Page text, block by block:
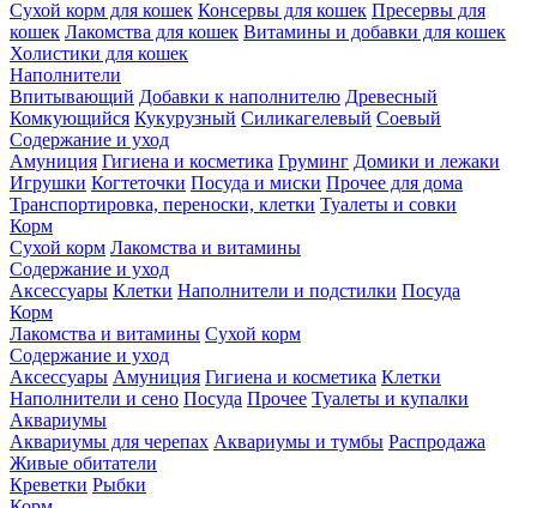
Сухой корм для кошек Консервы для кошек Пресервы для
кошек Лакомства для кошек Витамины и добавки для кошек
Холистики для кошек
Наполнители
Впитывающий Добавки к наполнителю Древесный
Комкующийся Кукурузный Силикагелевый Соевый
Содержание и уход
Амуниция Гигиена и косметика Груминг Домики и лежаки
Игрушки Когтеточки Посуда и миски Прочее для дома
Транспортировка, переноски, клетки Туалеты и совки
Корм
Сухой корм Лакомства и витамины
Содержание и уход
Аксессуары Клетки Наполнители и подстилки Посуда
Корм
Лакомства и витамины Сухой корм
Содержание и уход
Аксессуары Амуниция Гигиена и косметика Клетки
Наполнители и сено Посуда Прочее Туалеты и купалки
Аквариумы
Аквариумы для черепах Аквариумы и тумбы Распродажа
Живые обитатели
Креветки Рыбки